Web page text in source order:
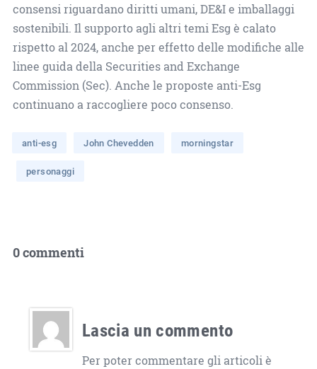
consensi riguardano diritti umani, DE&I e imballaggi
sostenibili. Il supporto agli altri temi Esg è calato
rispetto al 2024, anche per effetto delle modifiche alle
linee guida della Securities and Exchange
Commission (Sec). Anche le proposte anti-Esg
continuano a raccogliere poco consenso.
anti-esg John Chevedden morningstar
personaggi
0 commenti
Lascia un commento
Per poter commentare gli articoli è